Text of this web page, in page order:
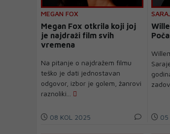
MEGAN FOX
Megan Fox otkrila koji joj
je najdraži film svih
vremena
Na pitanje o najdražem filmu
teško je dati jednostavan
odgovor, izbor je golem, žanrovi
raznoliki...
08 KOL 2025 05